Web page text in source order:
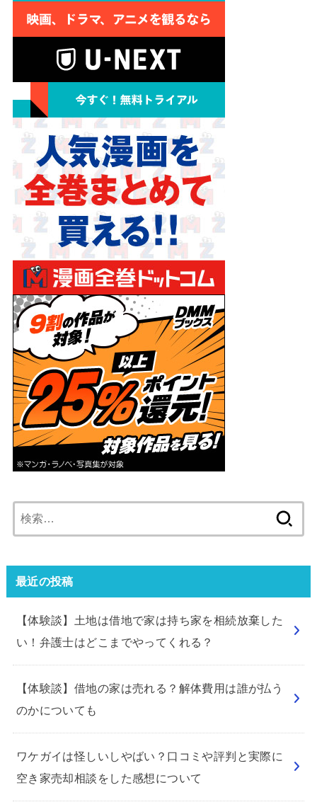
索:
最近の投稿
【体験談】土地は借地で家は持ち家を相続放棄した
い！弁護士はどこまでやってくれる？
【体験談】借地の家は売れる？解体費用は誰が払う
のかについても
ワケガイは怪しいしやばい？口コミや評判と実際に
空き家売却相談をした感想について